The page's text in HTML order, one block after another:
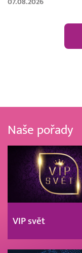
Naše pořady
VIP svět